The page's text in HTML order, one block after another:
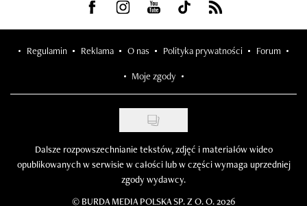
Visit us on Facebook
Visit us on Instagram
Visit us on Youtube
Visit us on Tiktok
Visit us on Rss
Regulamin Reklama O nas Polityka prywatności Forum
Moje zgody
Dalsze rozpowszechnianie tekstów, zdjęć i materiałów wideo
opublikowanych w serwisie w całości lub w części wymaga uprzedniej
zgody wydawcy.
© BURDA MEDIA POLSKA SP. Z O. O. 2026